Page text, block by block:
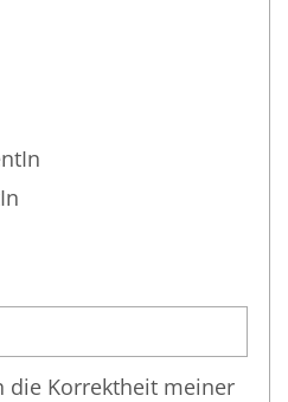
die Korrektheit meiner